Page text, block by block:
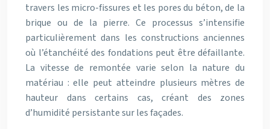
travers les micro-fissures et les pores du béton, de la
brique ou de la pierre. Ce processus s’intensifie
particulièrement dans les constructions anciennes
où l’étanchéité des fondations peut être défaillante.
La vitesse de remontée varie selon la nature du
matériau : elle peut atteindre plusieurs mètres de
hauteur dans certains cas, créant des zones
d’humidité persistante sur les façades.